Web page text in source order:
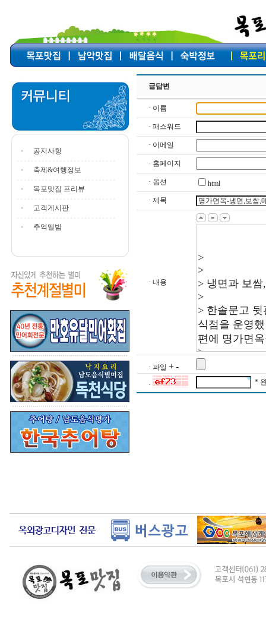
공지사항
축제&여행정보
목포맛집 프리뷰
고객게시판
추억앨범
글답변
· 이름
· 패스워드
· 이메일
· 홈페이지
· 옵션
html
· 제목
· 내용
· 파일 + -
· *